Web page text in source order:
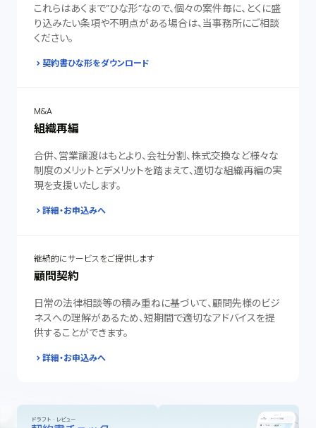
これらはあくまで”ひな形”なので、個々の案件毎に、とくに盛
り込みたい条項や不明点がある場合は、当事務所にご相談
ください。
契約書ひな形をダウンロード
M&A
組織再編
合併、営業譲渡はもとより、会社分割、株式交換など様々な
制度のメリットとデメリットを踏まえて、適切な組織再編の実
現を支援いたします。
詳細・お申込みへ
継続的にサービスをご提供します
顧問契約
日常の法律相談等の積み重ねに基づいて、顧問先様のビジ
ネスへの理解があるため、短期間で適切なアドバイスを提
供することができます。
詳細・お申込みへ